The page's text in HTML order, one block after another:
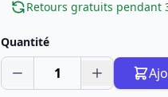
Retours gratuits pendant
Quantité
1